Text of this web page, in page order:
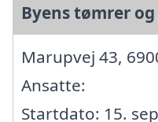
Byens tømrer
Marupvej 43,
Ansatte:
Startdato: 15.